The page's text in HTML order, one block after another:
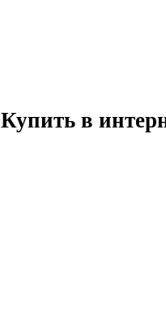
Купить в